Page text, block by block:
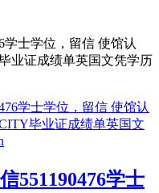
学士学位，留信 使馆认
业证成绩单英国文凭学历
551190476学士